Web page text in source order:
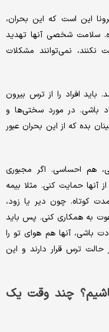
این است که این بحران،
سلامت شخصی آنها تهدید
نمی‌توانند مشکلات
افراد را از ترس بیرون
باشی. در مورد سختی‌ها و
بده که از این بحران عبور
هم احساسی. اگر مجبوری
آنها حمایت کنی. مثلا بیمه
کوتاه. چون دیر یا زود،
به همکاری کنی. پس باید
باشی، آنها هم هوای تو را
ترس قرار دارند و این
باشیم؟ چند وقت یک